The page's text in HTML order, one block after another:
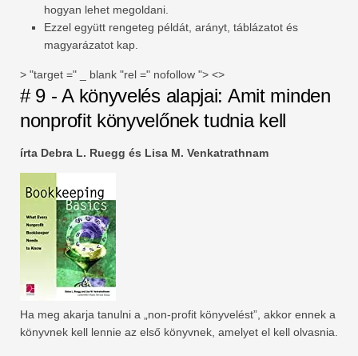
hogyan lehet megoldani.
Ezzel együtt rengeteg példát, arányt, táblázatot és
magyarázatot kap.
> "target =" _ blank "rel =" nofollow "> <>
# 9 - A könyvelés alapjai: Amit minden
nonprofit könyvelőnek tudnia kell
írta Debra L. Ruegg és Lisa M. Venkatrathnam
Ha meg akarja tanulni a „non-profit könyvelést”, akkor ennek a
könyvnek kell lennie az első könyvnek, amelyet el kell olvasnia.